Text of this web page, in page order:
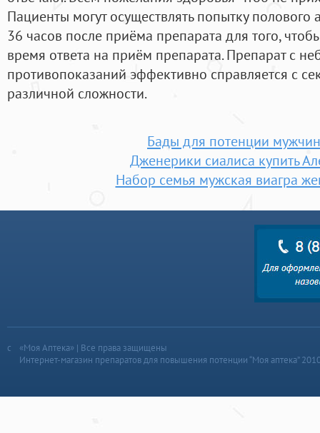
Пациенты могут осуществлять попытку
36 часов после приёма препарата для того,
время ответа на приём препарата. Препарат с
противопоказаний эффективно справляется с
различной сложности.
Бады для потенции
Дженерики сиалиса купить
Набор семья мужская виагра
«Моя Аптека» | Все права защищены
Интернет-магазин препаратов для повышения потенции “Моя аптека”